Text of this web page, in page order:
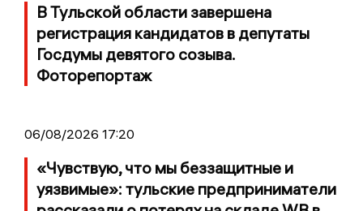
В Тульской области завершена
регистрация кандидатов в депутаты
Госдумы девятого созыва.
Фоторепортаж
06/08/2026 17:20
«Чувствую, что мы беззащитные и
уязвимые»: тульские предприниматели